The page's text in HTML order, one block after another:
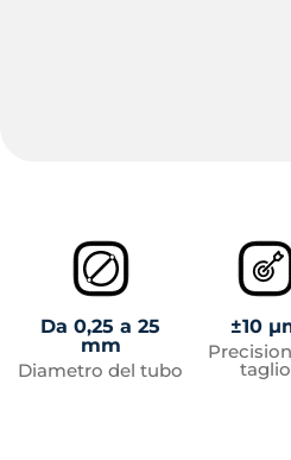
Da 0,25 a 25
mm
Diametro del tubo
±10
taglio